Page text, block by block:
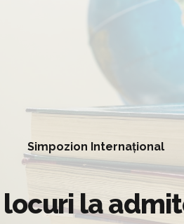
Simpozion Internațional
locuri la